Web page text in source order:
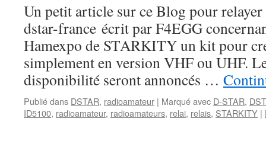
Un petit article sur ce Blog pour
dstar-france écrit par F4EGG
Hamexpo de STARKITY un kit pour
simplement en version VHF ou UHF.
disponibilité seront annoncés …
Publié dans DSTAR, radioamateur | Marqué avec D-STAR,
ID5100, radioamateur, radioamateurs, relai, relais, STARKITY |